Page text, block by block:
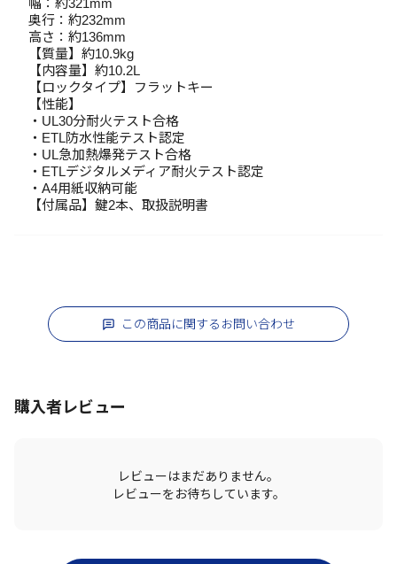
幅：約321mm
奥行：約232mm
高さ：約136mm
【質量】約10.9kg
【内容量】約10.2L
【ロックタイプ】フラットキー
【性能】
・UL30分耐火テスト合格
・ETL防水性能テスト認定
・UL急加熱爆発テスト合格
・ETLデジタルメディア耐火テスト認定
・A4用紙収納可能
【付属品】鍵2本、取扱説明書
この商品に関するお問い合わせ
購入者レビュー
レビューはまだありません。
レビューをお待ちしています。